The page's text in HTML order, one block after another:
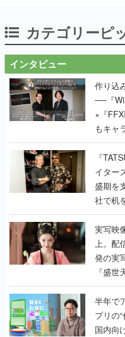
カテゴリーピ
インタビュー
作り込
──『
×『
もキャ
で作り
く
『
イター
盛期を
社で机
『
んだレ
実写映
上。
発の実
『盛
うこだ
半年でア
プリの
国内向